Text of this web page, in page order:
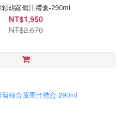
胡蘿蔔汁禮盒-290ml
NT$1,950
NT$2,670